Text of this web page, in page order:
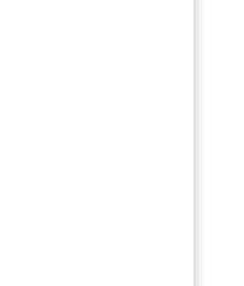
Depotverträgen,
nach § 32